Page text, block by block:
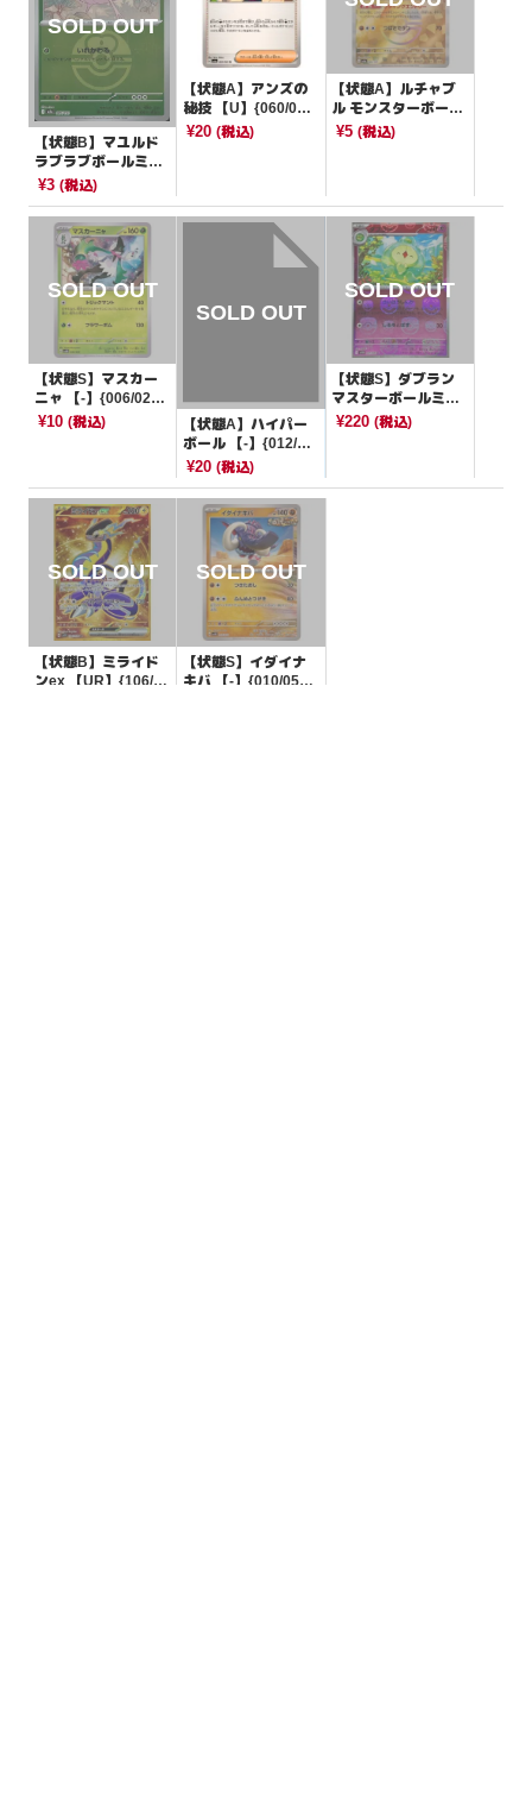
【状態B】マユルド
ラブラブボールミラ
ー【-】{007/193}[M
¥3 (税込)
【状態A】アンズの
秘技 【U】{060/06
4}[SV6a]
¥20(税込)
【状態A】ルチャブ
ル モンスターボール
ミラー【-】{084/18
¥5 (税込)
【状態S】マスカー
ニャ 【-】{006/023}
[SVAM]
¥10 (税込)
【状態A】ハイパー
ボール 【-】{012/02
0}[SVEL]
¥20(税込)
【状態S】ダブラン
マスターボールミラ
ー【C】{041/086}[S
¥220 (税込)
【状態B】ミライド
ンex 【UR】{106/07
【状態S】イダイナ
キバ 【-】{010/053}